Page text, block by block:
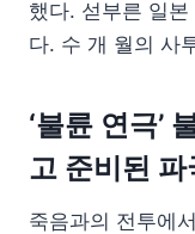
했다. 섣부른 일
다. 수 개 월의 사
‘불륜 연극’
고 준비된 파
죽음과의 전투에